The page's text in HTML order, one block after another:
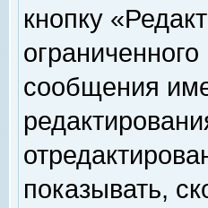
кнопку
сообщения
показывать,